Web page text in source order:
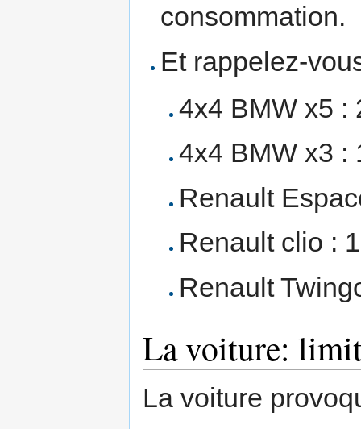
consommation.
Et rappelez-
4x4 BMW x5 :
4x4 BMW x3 :
Renault
Renault clio :
Renault
La voiture:
La voiture